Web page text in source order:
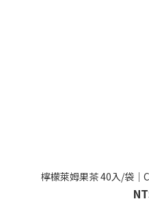
檸檬萊姆果茶 40入/袋